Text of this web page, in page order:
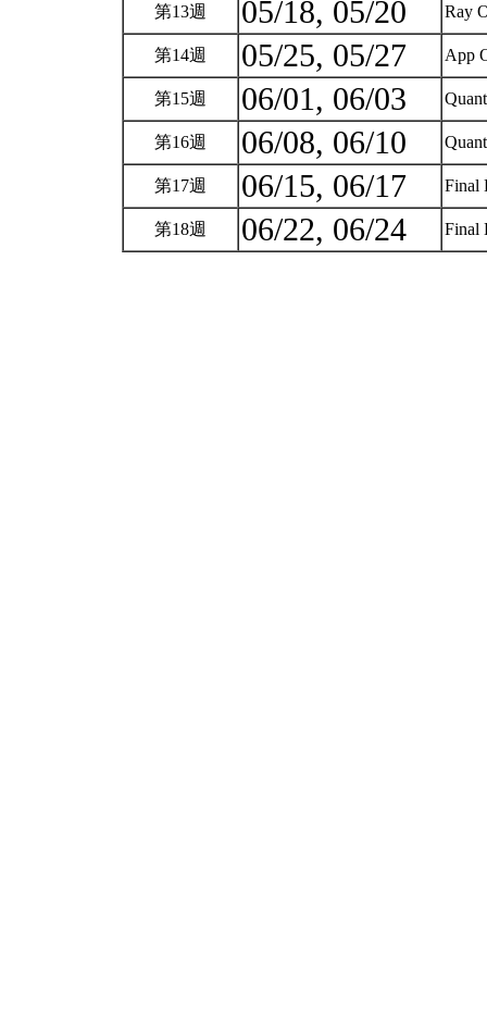
第13週 05/18, 05/20 Ray
第14週 05/25, 05/27 App
第15週 06/01, 06/03
第16週 06/08, 06/10
第17週 06/15, 06/17 Final
第18週 06/22, 06/24 Final